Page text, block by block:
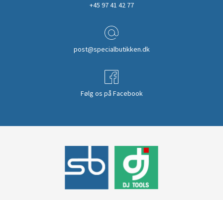
+45 97 41 42 77
post@specialbutikken.dk
Følg os på Facebook